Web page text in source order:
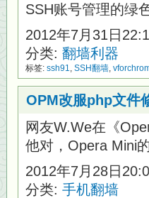
SSH账号管理的绿
2012年7月31日
分类: 翻墙利器
标签: ssh91, SSH翻墙,
OPM改服php文件
网友W.We在《
他对，Opera Mini
2012年7月28日
分类: 手机翻墙